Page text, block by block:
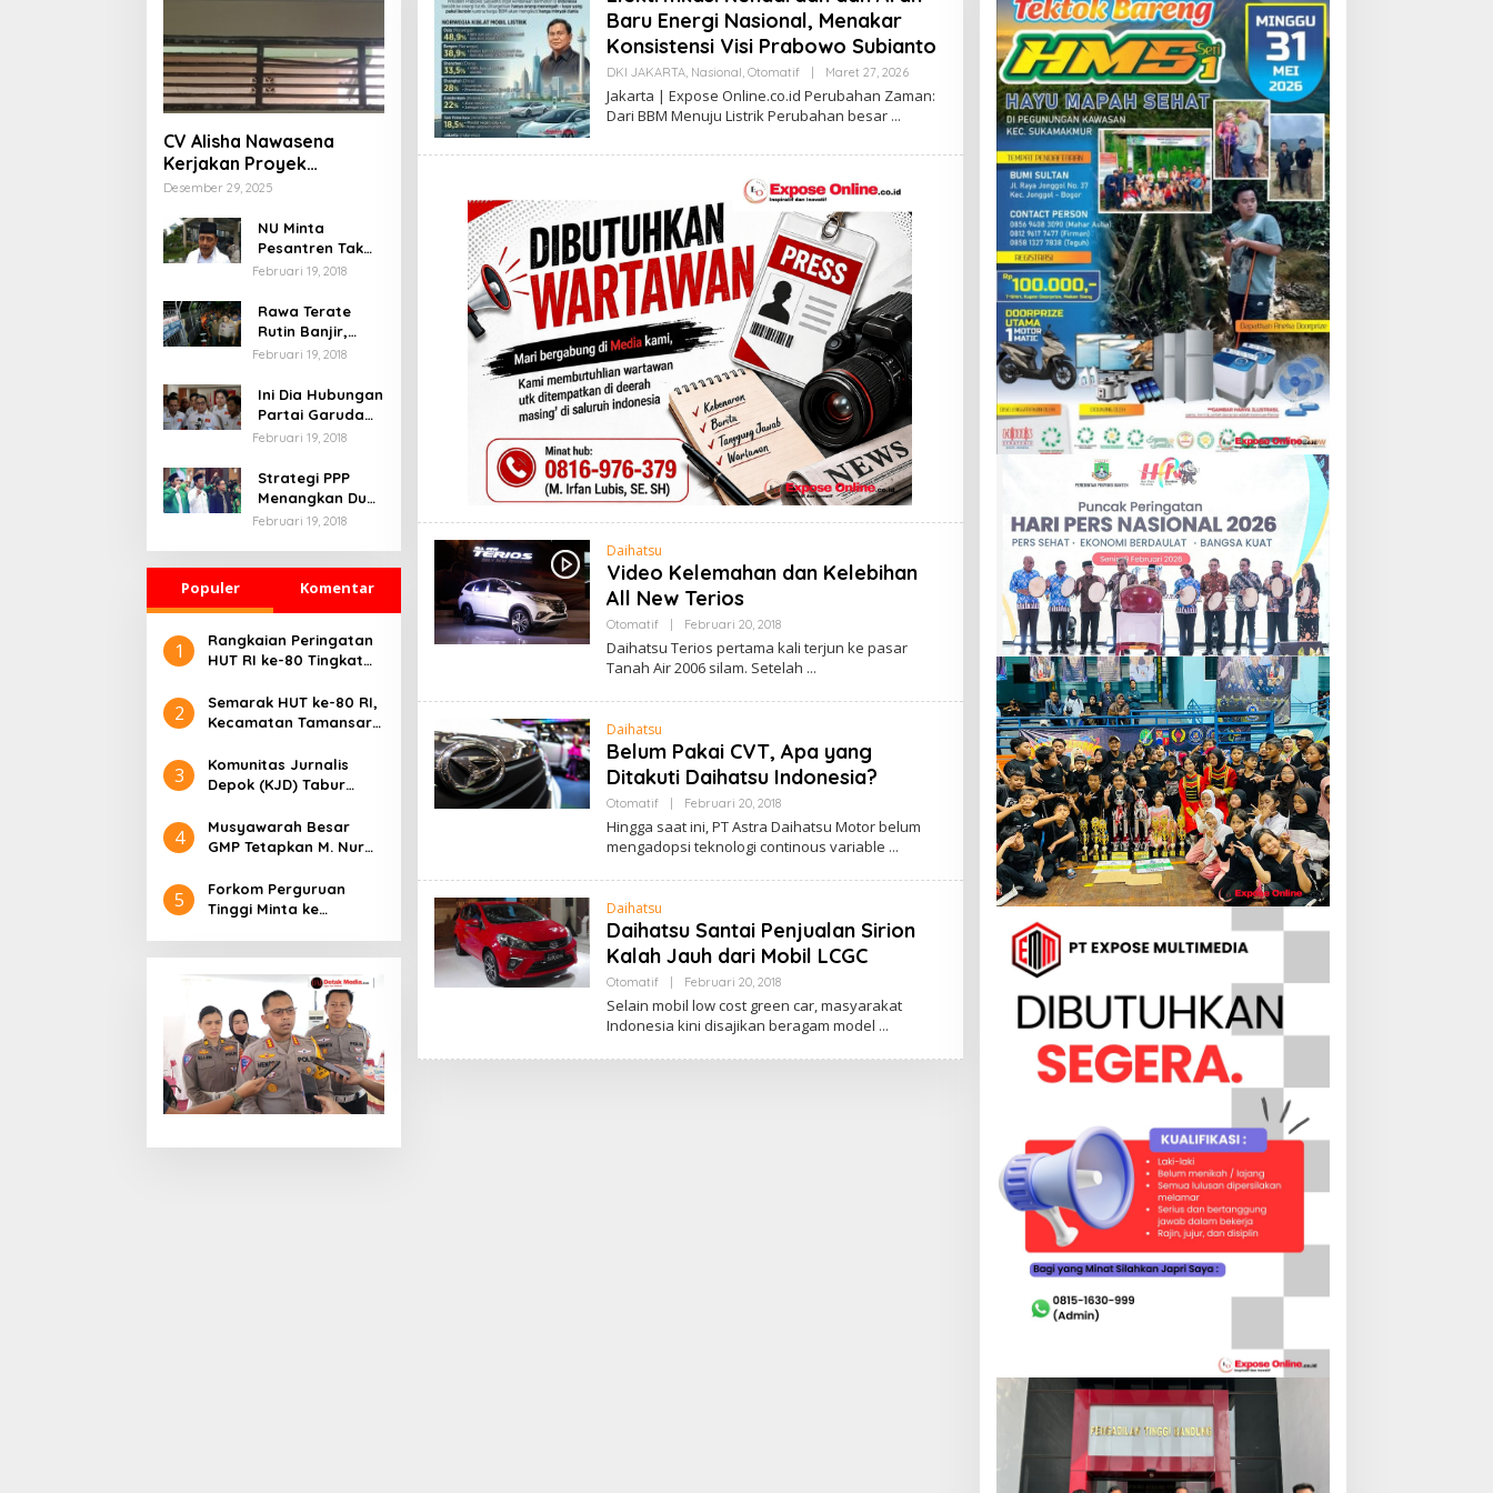
CV Alisha Nawasena
Kerjakan Proyek
Rehabilitasi SDN Ratu
Langgar RAB
Desember 29, 2025
NU Minta
Pesantren Tak
Terprovokasi
Februari 19, 2018
Rawa Terate
Rutin Banjir,
Anies Bakal Cek
Februari 19, 2018
Ini Dia Hubungan
Partai Garuda
dengan
Februari 19, 2018
Strategi PPP
Menangkan Duet
Ganjar dan Gus
Februari 19, 2018
Populer Komentar
1
Rangkaian Peringatan
HUT RI ke-80 Tingkat
Berlangsung Meriah
2
Semarak HUT ke-80 RI,
Kecamatan Tamansari
Lapangan Kemang
3
Komunitas Jurnalis
Depok (KJD) Tabur
Hut Kemerdekaan RI
ke-80
4
Musyawarah Besar
GMP Tetapkan M. Nur
Umum periode 2025-
2028
5
Forkom Perguruan
Tinggi Minta ke
Baru Energi Nasional, Menakar
Konsistensi Visi Prabowo Subianto
DKI JAKARTA, Nasional, Otomatif Maret 27, 2026O
E
G
U
S
I
N
A
Jakarta | Expose Online.co.id Perubahan Zaman:
Dari BBM Menuju Listrik Perubahan besar
Daihatsu
Video Kelemahan dan Kelebihan
All New Terios
Otomatif Februari 20, 2018O
E
H
D
N
Daihatsu Terios pertama kali terjun ke pasar
Tanah Air 2006 silam. Setelah
Daihatsu
Belum Pakai CVT, Apa yang
Ditakuti Daihatsu Indonesia?
Otomatif Februari 20, 2018O
E
H
D
N
Hingga saat ini, PT Astra Daihatsu Motor belum
mengadopsi teknologi continous variable
Daihatsu
Daihatsu Santai Penjualan Sirion
Kalah Jauh dari Mobil LCGC
Otomatif Februari 20, 2018O
E
H
D
Selain mobil low cost green car, masyarakat
Indonesia kini disajikan beragam model